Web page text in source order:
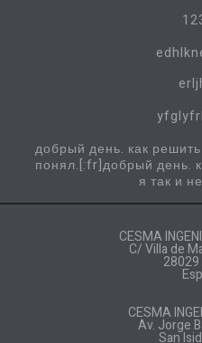
добрый день. как
понял.[:fr]добрый день.
я так и
CESMA
C/ Villa de
CESMA
Av. Jorge
San